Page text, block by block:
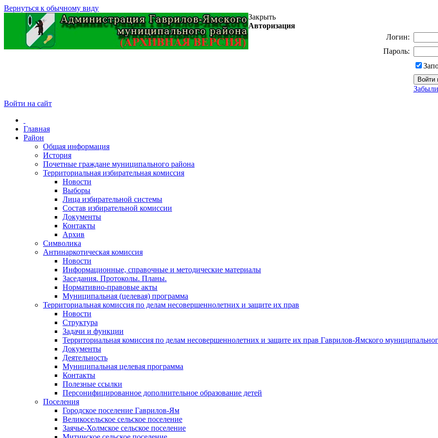
Вернуться к обычному виду
Закрыть
Авторизация
Логин:
Пароль:
Войти на сайт
Главная
Район
Общая информация
История
Почетные граждане муниципального района
Территориальная избирательная комиссия
Новости
Выборы
Лица избирательной системы
Состав избирательной комиссии
Документы
Контакты
Архив
Символика
Антинаркотическая комиссия
Новости
Информационные, справочные и методические материалы
Заседания. Протоколы. Планы.
Нормативно-правовые акты
Муниципальная (целевая) программа
Территориальная комиссия по делам несовершеннолетних и защите их прав
Новости
Структура
Задачи и функции
Территориальная комиссия по делам несовершеннолетних и защите их прав Гаврилов-Ямского
Документы
Деятельность
Муниципальная целевая программа
Контакты
Полезные ссылки
Персонифицированное дополнительное образование детей
Поселения
Городское поселение Гаврилов-Ям
Великосельское сельское поселение
Заячье-Холмское сельское поселение